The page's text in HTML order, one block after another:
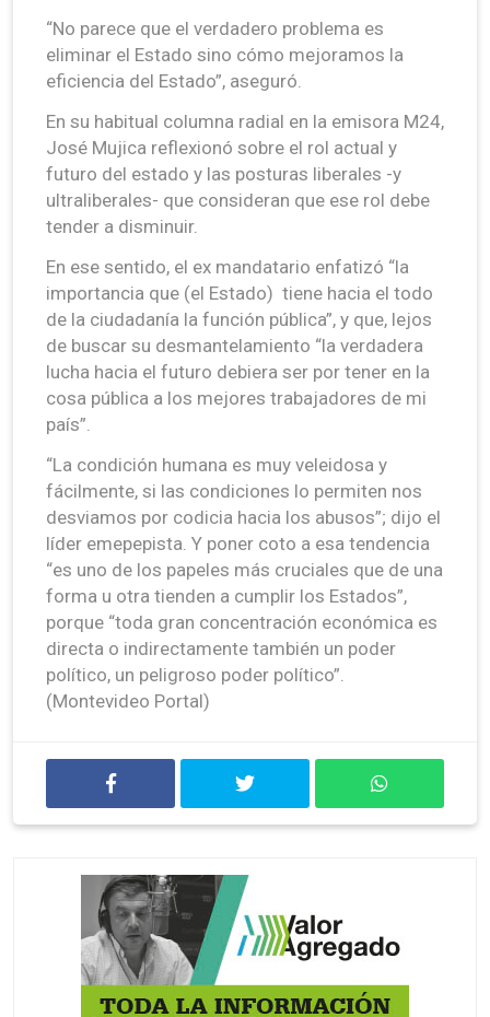
“No parece que el verdadero problema es
eliminar el Estado sino cómo mejoramos la
eficiencia del Estado”, aseguró.
En su habitual columna radial en la emisora M24,
José Mujica reflexionó sobre el rol actual y
futuro del estado y las posturas liberales -y
ultraliberales- que consideran que ese rol debe
tender a disminuir.
En ese sentido, el ex mandatario enfatizó “la
importancia que (el Estado) tiene hacia el todo
de la ciudadanía la función pública”, y que, lejos
de buscar su desmantelamiento “la verdadera
lucha hacia el futuro debiera ser por tener en la
cosa pública a los mejores trabajadores de mi
país”.
“La condición humana es muy veleidosa y
fácilmente, si las condiciones lo permiten nos
desviamos por codicia hacia los abusos”; dijo el
líder emepepista. Y poner coto a esa tendencia
“es uno de los papeles más cruciales que de una
forma u otra tienden a cumplir los Estados”,
porque “toda gran concentración económica es
directa o indirectamente también un poder
político, un peligroso poder político”.
(Montevideo Portal)